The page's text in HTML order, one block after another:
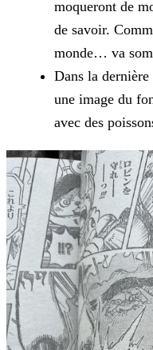
moqueront de
de savoir.
monde… va
Dans la
une image du
avec des